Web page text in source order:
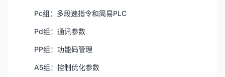
Pc组：多段速指令和简易PLC
Pd组：通讯参数
PP组：功能码管理
A5组：控制优化参数